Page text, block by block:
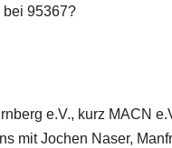
bei 95367?
e.V., kurz MACN
mit Jochen Naser,